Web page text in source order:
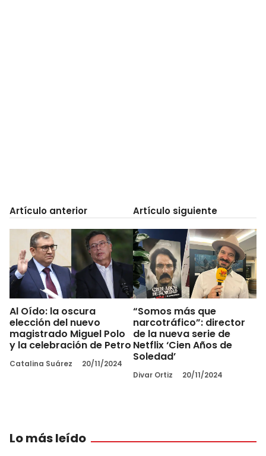
Artículo anterior
Al Oído: la oscura
elección del nuevo
magistrado Miguel Polo
y la celebración de Petro
Catalina Suárez 20/11/2024
Artículo siguiente
“Somos más que
narcotráfico”: director
de la nueva serie de
Netflix ‘Cien Años de
Soledad’
Divar Ortiz 20/11/2024
Lo más leído